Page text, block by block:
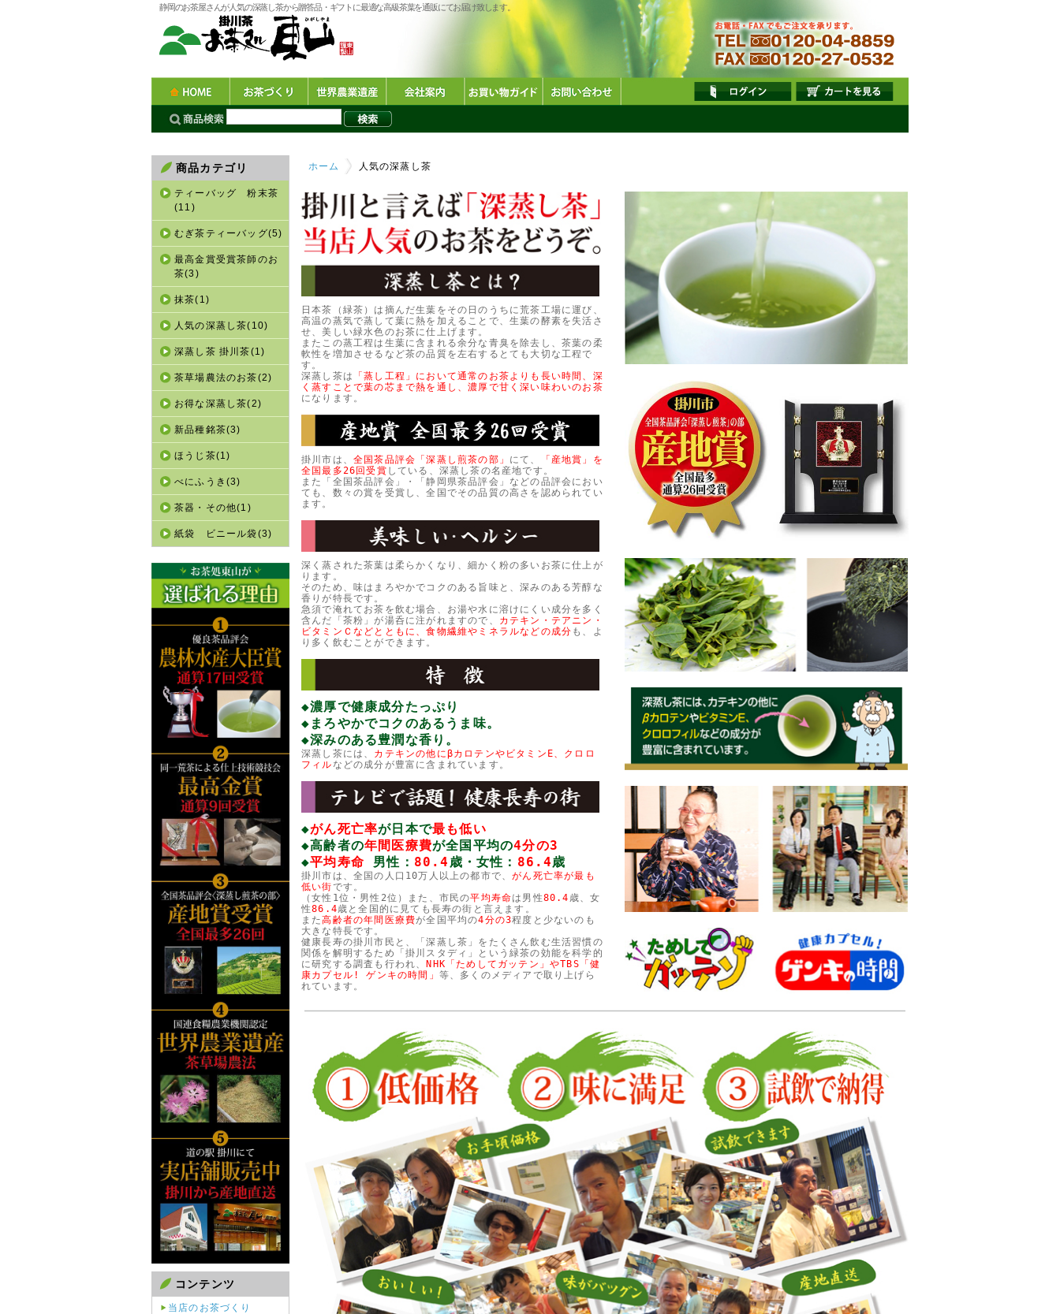
静岡のお茶屋さんが人気の深蒸し茶から贈答品・ギフトに最適な高級茶葉を通販にてお届け致します。
商品カテゴリ
ティーバッグ 粉末茶
(11)
むぎ茶ティーバッグ(5)
最高金賞受賞茶師のお
茶(3)
抹茶(1)
人気の深蒸し茶(10)
深蒸し茶 掛川茶(1)
茶草場農法のお茶(2)
お得な深蒸し茶(2)
新品種銘茶(3)
ほうじ茶(1)
べにふうき(3)
茶器・その他(1)
紙袋 ビニール袋(3)
コンテンツ
当店のお茶づくり
ホーム 人気の深蒸し茶
日本茶（緑茶）は摘んだ生葉をその日のうちに荒茶工場に運び、
高温の蒸気で蒸して葉に熱を加えることで、生葉の酵素を失活さ
せ、美しい緑水色のお茶に仕上げます。
またこの蒸工程は生葉に含まれる余分な青臭を除去し、茶葉の柔
軟性を増加させるなど茶の品質を左右するとても大切な工程で
す。
深蒸し茶は
「蒸し工程」において通常のお茶よりも長い時間、深
く蒸すことで葉の芯まで熱を通し、濃厚で甘く深い味わいのお茶
になります。
掛川市は、 全国茶品評会「深蒸し煎茶の部」 にて、
「産地賞」を
全国最多26回受賞 している、深蒸し茶の名産地です。
また「全国茶品評会」・「静岡県茶品評会」などの品評会におい
ても、数々の賞を受賞し、全国でその品質の高さを認められてい
ます。
深く蒸された茶葉は柔らかくなり、細かく粉の多いお茶に仕上が
ります。
そのため、味はまろやかでコクのある旨味と、深みのある芳醇な
香りが特長です。
急須で淹れてお茶を飲む場合、お湯や水に溶けにくい成分を多く
含んだ「茶粉」が湯呑に注がれますので、 カテキン・テアニン・
ビタミンＣなどとともに、食物繊維やミネラルなどの成分 も、よ
り多く飲むことができます。
◆濃厚で健康成分たっぷり
◆まろやかでコクのあるうま味。
◆深みのある豊潤な香り。
深蒸し茶には、 カテキンの他にβカロテンやビタミンE、クロロ
フィル などの成分が豊富に含まれています。
◆がん死亡率が日本で最も低い
◆高齢者の年間医療費が全国平均の4分の3
◆平均寿命 男性： 80.4 歳・女性： 86.4歳
掛川市は、全国の人口10万人以上の都市で、がん死亡率が最も
低い街です。
（女性1位・男性2位）また、市民の平均寿命は男性80.4 歳、女
性86.4歳と全国的に見ても長寿の街と言えます。
また高齢者の年間医療費が全国平均の4分の3程度と少ないのも
大きな特長です。
健康長寿の掛川市民と、「深蒸し茶」をたくさん飲む生活習慣の
関係を解明するため「掛川スタディ」という緑茶の効能を科学的
に研究する調査も行われ、
NHK「ためしてガッテン」やTBS「健
康カプセル! ゲンキの時間」 等、多くのメディアで取り上げら
れています。